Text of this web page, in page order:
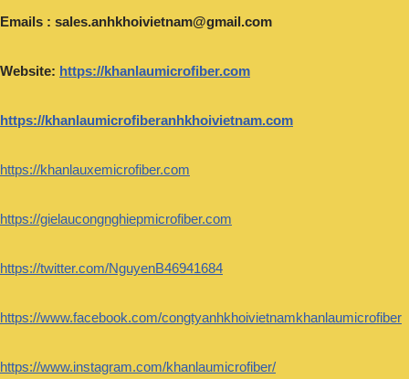
Emails : sales.anhkhoivietnam@gmail.com
Website: https://khanlaumicrofiber.com
https://khanlaumicrofiberanhkhoivietnam.com
https://khanlauxemicrofiber.com
https://gielaucongnghiepmicrofiber.com
https://twitter.com/NguyenB46941684
https://www.facebook.com/congtyanhkhoivietnamkhanlaumicrofiber
https://www.instagram.com/khanlaumicrofiber/